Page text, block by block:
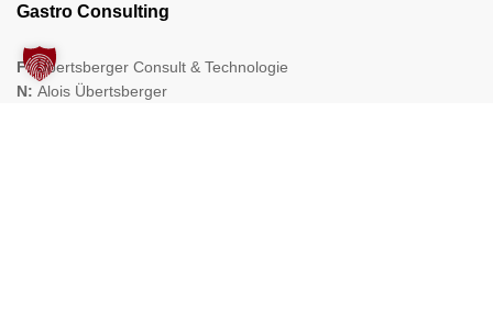
Gastro Consulting
F:Übertsberger Consult & Technologie
N: Alois Übertsberger